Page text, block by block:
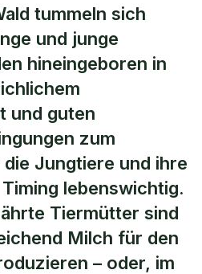
tummeln sich
und junge
hineingeboren in
und guten
zum
Jungtiere und ihre
lebenswichtig.
Tiermütter sind
Milch für den
– oder, im